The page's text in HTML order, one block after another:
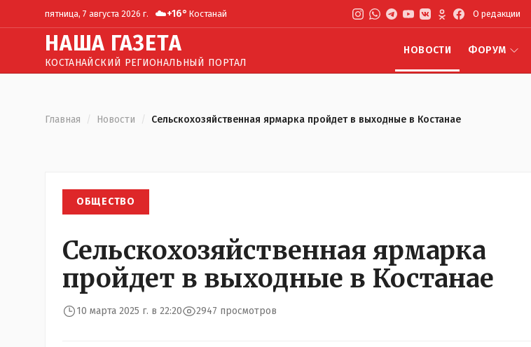
пятница, 7 августа 2026 г. ☁️+16° Костанай О редакции
НАША ГАЗЕТА
КОСТАНАЙСКИЙ РЕГИОНАЛЬНЫЙ ПОРТАЛ
НОВОСТИ ФОРУМ
Главная / Новости / Сельскохозяйственная ярмарка пройдет в выходные в Костанае
ОБЩЕСТВО
Сельскохозяйственная ярмарка
пройдет в выходные в Костанае
10 марта 2025 г. в 22:20 2947 просмотров